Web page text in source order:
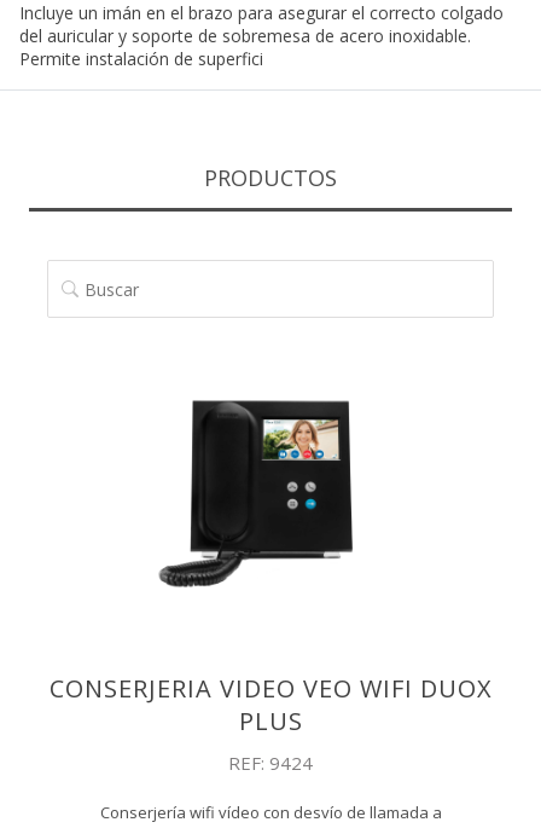
Incluye un imán en el brazo para asegurar el correcto colgado
del auricular y soporte de sobremesa de acero inoxidable.
Permite instalación de superfici
PRODUCTOS
BUSCAR
CONSERJERIA VIDEO VEO WIFI DUOX
PLUS
REF: 9424
Conserjería wifi vídeo con desvío de llamada a